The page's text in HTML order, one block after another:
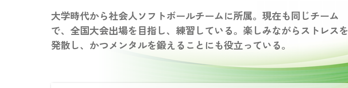
大学時代から社会人ソフトボールチームに所属。現在も同じチーム
で、全国大会出場を目指し、練習している。楽しみながらストレスを
発散し、かつメンタルを鍛えることにも役立っている。